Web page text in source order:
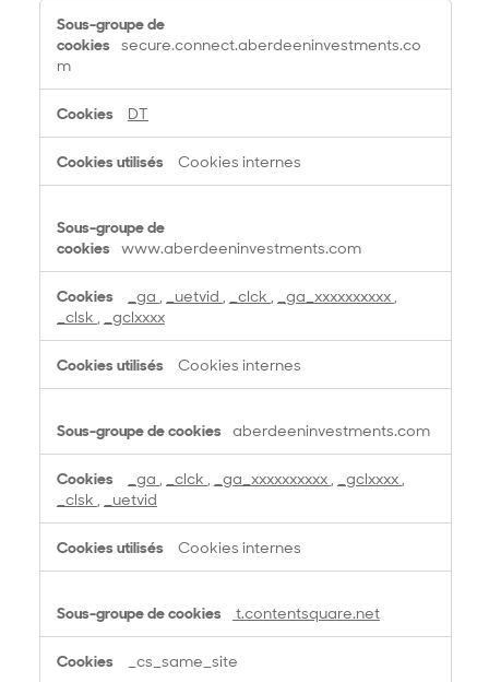
secure.connect.aberdeeninvestments.co
m
DT
Cookies internes
www.aberdeeninvestments.com
_ga , _uetvid , _clck , _ga_xxxxxxxxxx ,
_clsk , _gclxxxx
Cookies internes
aberdeeninvestments.com
_ga , _clck , _ga_xxxxxxxxxx , _gclxxxx ,
_clsk , _uetvid
Cookies internes
t.contentsquare.net
_cs_same_site